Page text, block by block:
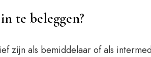
te beleggen?
zijn als bemiddelaar of als